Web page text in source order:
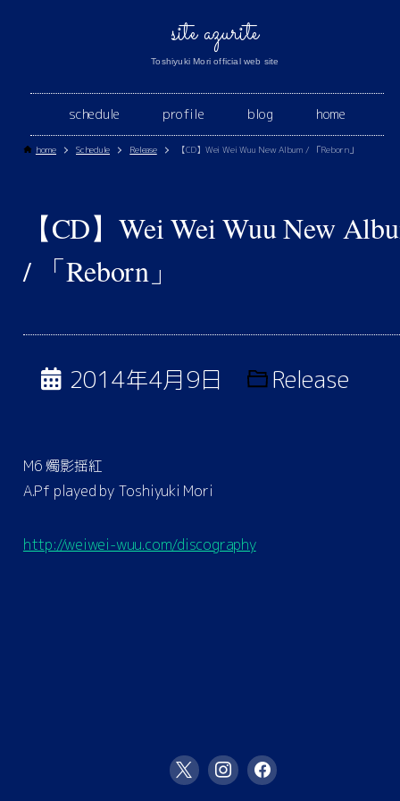
site azurite
Toshiyuki Mori official web site
schedule profile blog home
home Schedule Release 【CD】Wei Wei Wuu New Album / 「Reborn」
【CD】Wei Wei Wuu New
/ 「Reborn」
2014年4月9日 Release
M6 燭影揺紅
A.Pf played by Toshiyuki Mori
http://weiwei-wuu.com/discography